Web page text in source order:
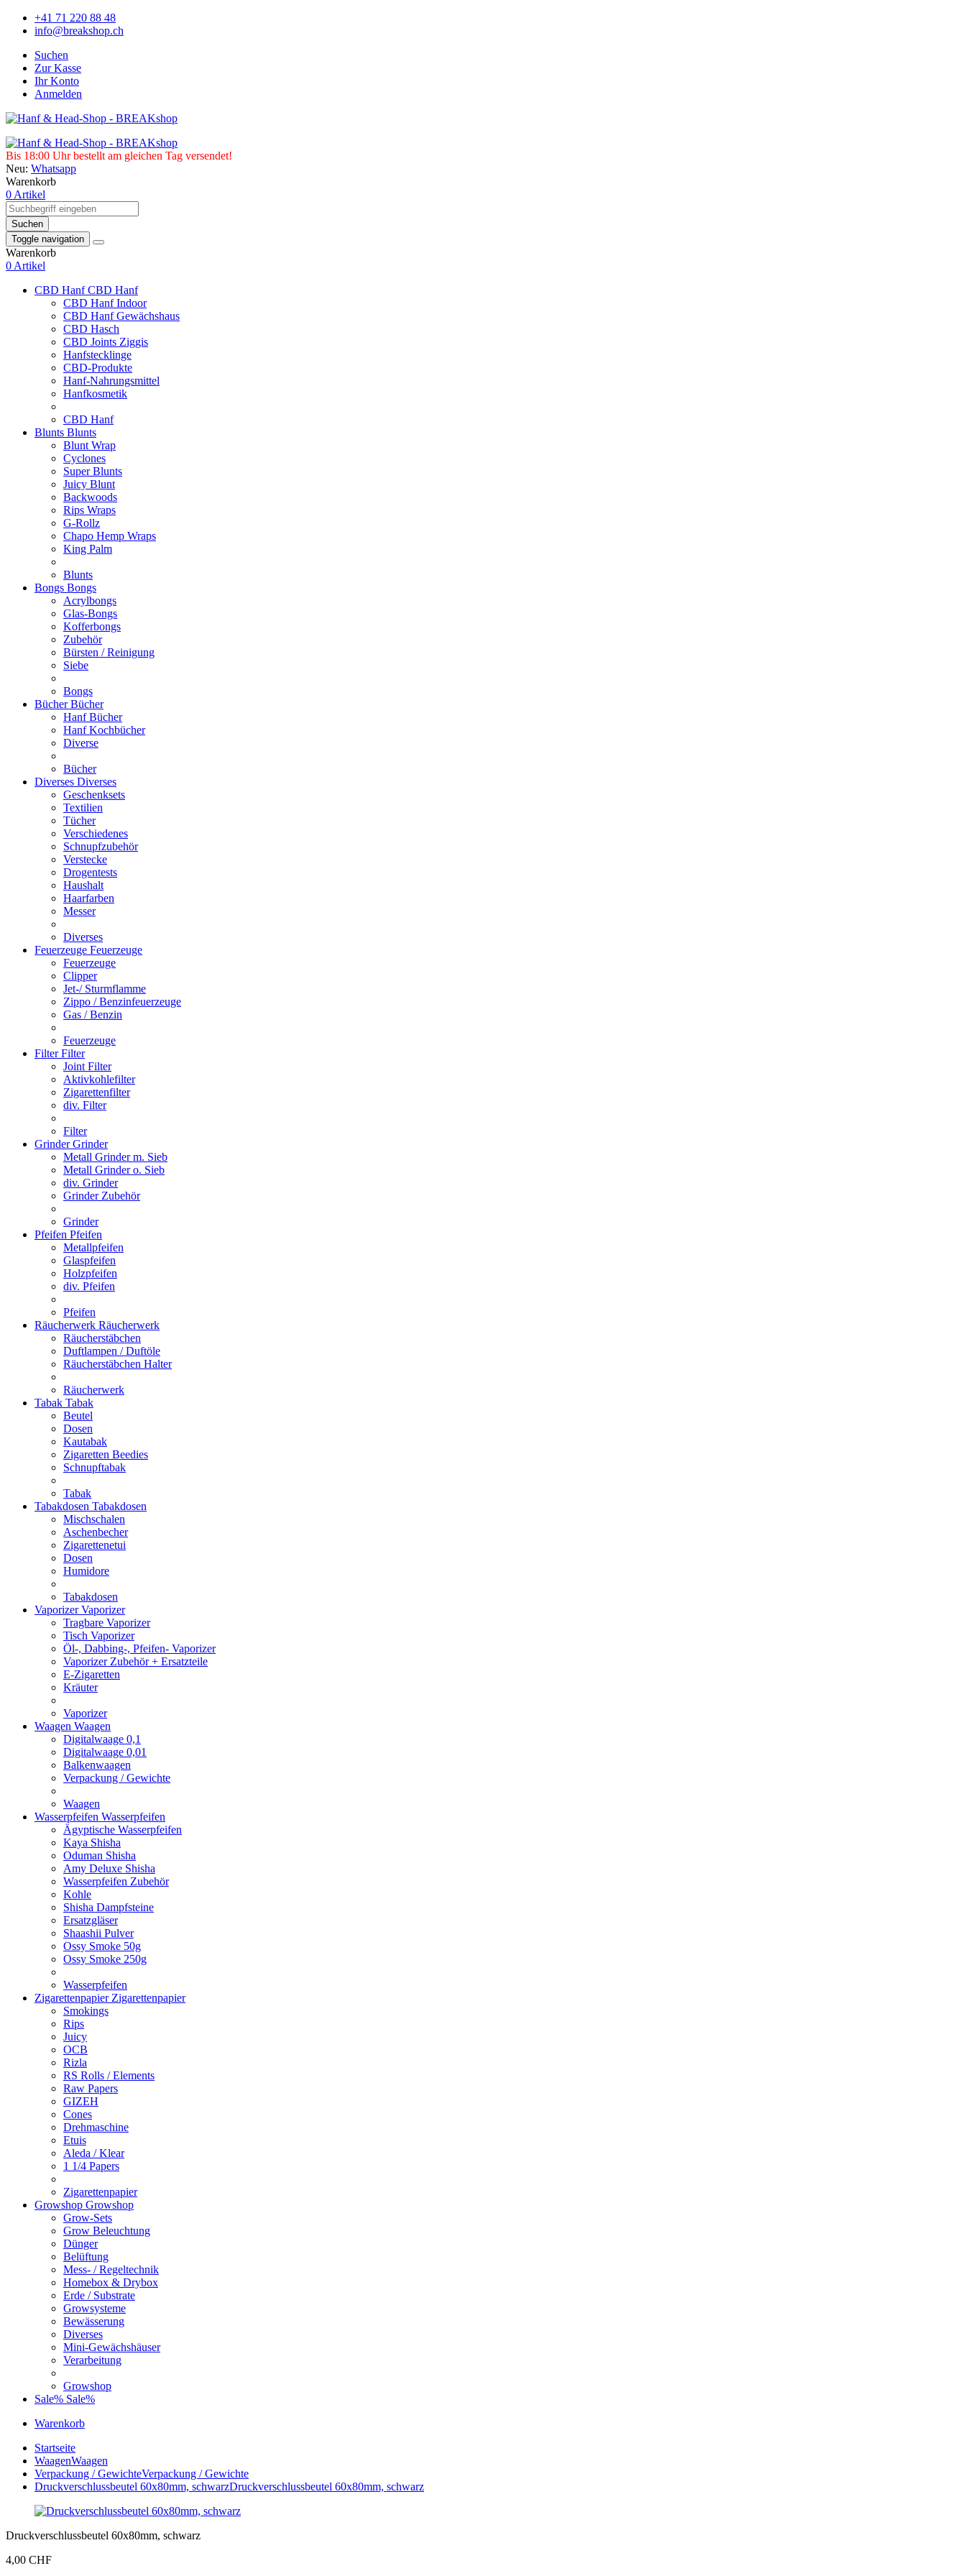
+41 71 220 88 48
info@breakshop.ch
Suchen
Zur Kasse
Ihr Konto
Anmelden
Bis 18:00 Uhr bestellt am gleichen Tag versendet!
Neu: Whatsapp
Warenkorb
0 Artikel
Suchen
Toggle navigation
Warenkorb
0 Artikel
CBD HanfCBD Hanf
CBD Hanf Indoor
CBD Hanf Gewächshaus
CBD Hasch
CBD Joints Ziggis
Hanfstecklinge
CBD-Produkte
Hanf-Nahrungsmittel
Hanfkosmetik
CBD Hanf
Blunts Blunts
Blunt Wrap
Cyclones
Super Blunts
Juicy Blunt
Backwoods
Rips Wraps
G-Rollz
Chapo Hemp Wraps
King Palm
Blunts
Bongs Bongs
Acrylbongs
Glas-Bongs
Kofferbongs
Zubehör
Bürsten / Reinigung
Siebe
Bongs
BücherBücher
Hanf Bücher
Hanf Kochbücher
Diverse
Bücher
Diverses Diverses
Geschenksets
Textilien
Tücher
Verschiedenes
Schnupfzubehör
Verstecke
Drogentests
Haushalt
Haarfarben
Messer
Diverses
Feuerzeuge Feuerzeuge
Feuerzeuge
Clipper
Jet-/ Sturmflamme
Zippo / Benzinfeuerzeuge
Gas / Benzin
Feuerzeuge
FilterFilter
Joint Filter
Aktivkohlefilter
Zigarettenfilter
div. Filter
Filter
GrinderGrinder
Metall Grinder m. Sieb
Metall Grinder o. Sieb
div. Grinder
Grinder Zubehör
Grinder
Pfeifen Pfeifen
Metallpfeifen
Glaspfeifen
Holzpfeifen
div. Pfeifen
Pfeifen
Räucherwerk Räucherwerk
Räucherstäbchen
Duftlampen / Duftöle
Räucherstäbchen Halter
Räucherwerk
Tabak Tabak
Beutel
Dosen
Kautabak
Zigaretten Beedies
Schnupftabak
Tabak
Tabakdosen Tabakdosen
Mischschalen
Aschenbecher
Zigarettenetui
Dosen
Humidore
Tabakdosen
VaporizerVaporizer
Tragbare Vaporizer
Tisch Vaporizer
Öl-, Dabbing-, Pfeifen- Vaporizer
Vaporizer Zubehör + Ersatzteile
E-Zigaretten
Kräuter
Vaporizer
Waagen Waagen
Digitalwaage 0,1
Digitalwaage 0,01
Balkenwaagen
Verpackung / Gewichte
Waagen
Wasserpfeifen Wasserpfeifen
Ägyptische Wasserpfeifen
Kaya Shisha
Oduman Shisha
Amy Deluxe Shisha
Wasserpfeifen Zubehör
Kohle
Shisha Dampfsteine
Ersatzgläser
Shaashii Pulver
Ossy Smoke 50g
Ossy Smoke 250g
Wasserpfeifen
Zigarettenpapier Zigarettenpapier
Smokings
Rips
Juicy
OCB
Rizla
RS Rolls / Elements
Raw Papers
GIZEH
Cones
Drehmaschine
Etuis
Aleda / Klear
1 1/4 Papers
Zigarettenpapier
Growshop Growshop
Grow-Sets
Grow Beleuchtung
Dünger
Belüftung
Mess- / Regeltechnik
Homebox & Drybox
Erde / Substrate
Growsysteme
Bewässerung
Diverses
Mini-Gewächshäuser
Verarbeitung
Growshop
Sale% Sale%
Warenkorb
Startseite
WaagenWaagen
Verpackung / GewichteVerpackung / Gewichte
Druckverschlussbeutel 60x80mm, schwarzDruckverschlussbeutel 60x80mm, schwarz
Druckverschlussbeutel 60x80mm, schwarz
4,00 CHF